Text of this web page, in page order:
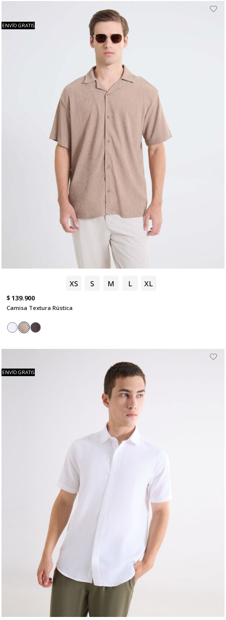
XS S M L XL
ENVÍO GRATIS
$ 139.900
Camisa Textura Rústica
ENVÍO GRATIS